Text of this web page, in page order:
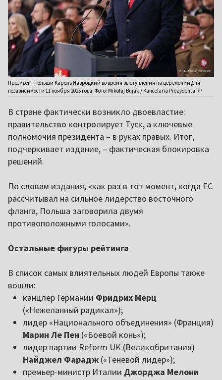
Президент Польши Кароль Навроцкий во время выступления на церемонии Дня
независимости 11 ноября 2025 года. Фото: Mikołaj Bujak / Kancelaria Prezydenta RP
В стране фактически возникло двоевластие:
правительство контролирует Туск, а ключевые
полномочия президента – в руках правых. Итог,
подчеркивает издание, – фактическая блокировка
решений.
По словам издания, «как раз в тот момент, когда ЕС
рассчитывал на сильное лидерство восточного
фланга, Польша заговорила двумя
противоположными голосами».
Остальные фигуры рейтинга
В список самых влиятельных людей Европы также
вошли:
канцлер Германии Фридрих Мерц
(«Нежеланный радикал»);
лидер «Национального объединения» (Франция)
Марин Ле Пен («Боевой конь»);
лидер партии Reform UK (Великобритания)
Найджел Фарадж («Теневой лидер»);
премьер-министр Италии Джорджа Мелони